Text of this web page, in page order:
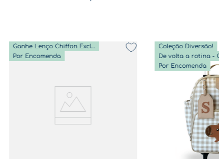
Ganhe Lenço Chiffon Exclusivo
Por Encomenda
Coleção Diversão!
Por Encomenda